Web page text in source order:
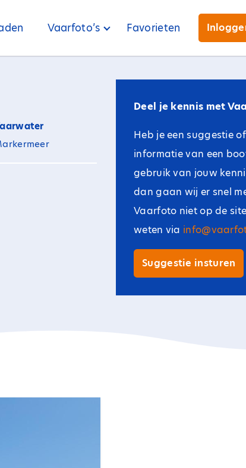
Vaarfoto’s Favorieten
Deel je kennis met
Heb je een suggestie
informatie van een
gebruik van jouw
dan gaan wij er snel
Vaarfoto niet op de
weten via
Suggestie insturen